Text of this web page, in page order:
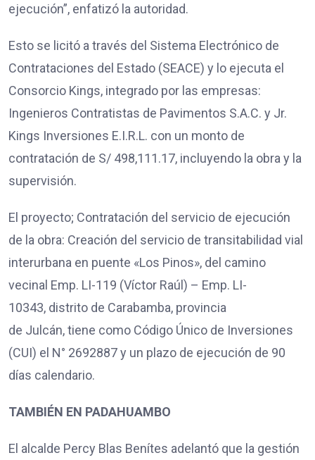
ejecución”, enfatizó la autoridad.
Esto se licitó a través del Sistema Electrónico de
Contrataciones del Estado (SEACE) y lo ejecuta el
Consorcio Kings, integrado por las empresas:
Ingenieros Contratistas de Pavimentos S.A.C. y Jr.
Kings Inversiones E.I.R.L. con un monto de
contratación de S/ 498,111.17, incluyendo la obra y la
supervisión.
El proyecto; Contratación del servicio de ejecución
de la obra: Creación del servicio de transitabilidad vial
interurbana en puente «Los Pinos», del camino
vecinal Emp. LI-119 (Víctor Raúl) – Emp. LI-
10343, distrito de Carabamba, provincia
de Julcán, tiene como Código Único de Inversiones
(CUI) el N° 2692887 y un plazo de ejecución de 90
días calendario.
TAMBIÉN EN PADAHUAMBO
El alcalde Percy Blas Benítes adelantó que la gestión